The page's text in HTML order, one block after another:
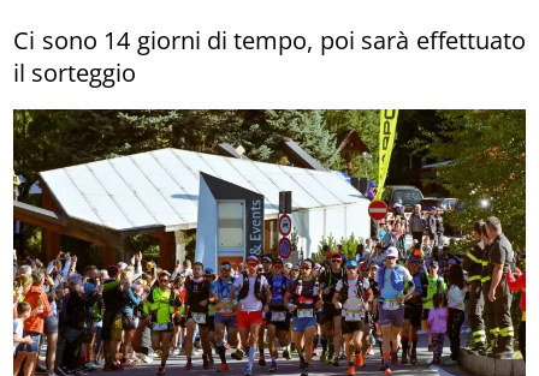
Ci sono 14 giorni di tempo, poi sarà effettuato
il sorteggio